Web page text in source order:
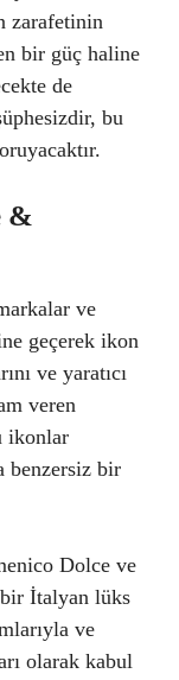
zarafetinin
bir güç haline
de
bu
&
ve
geçerek ikon
ve yaratıcı
veren
ikonlar
benzersiz bir
Dolce ve
bir İtalyan lüks
ve
olarak kabul